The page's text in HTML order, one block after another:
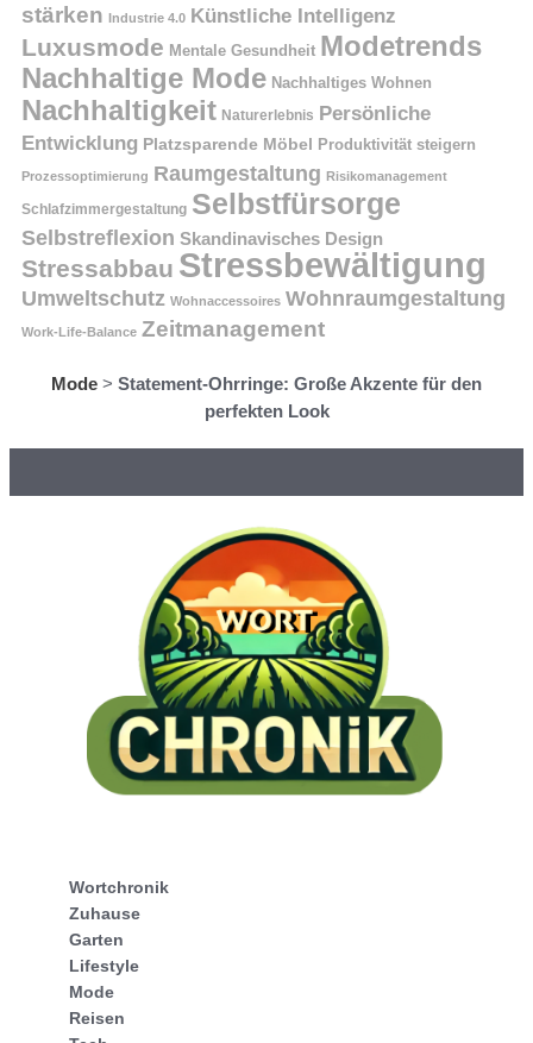
stärken Industrie 4.0 Künstliche Intelligenz
Luxusmode Mentale Gesundheit Modetrends
Nachhaltige Mode Nachhaltiges Wohnen
Nachhaltigkeit Naturerlebnis Persönliche
Entwicklung Platzsparende Möbel Produktivität steigern
Prozessoptimierung Raumgestaltung Risikomanagement
Schlafzimmergestaltung Selbstfürsorge
Selbstreflexion Skandinavisches Design
Stressabbau Stressbewältigung
Umweltschutz Wohnaccessoires Wohnraumgestaltung
Work-Life-Balance Zeitmanagement
Mode > Statement-Ohrringe: Große Akzente für den
perfekten Look
Wortchronik
Zuhause
Garten
Lifestyle
Mode
Reisen